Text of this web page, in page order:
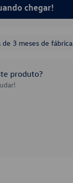
chegar!
de 3 meses de fábrica
produto?